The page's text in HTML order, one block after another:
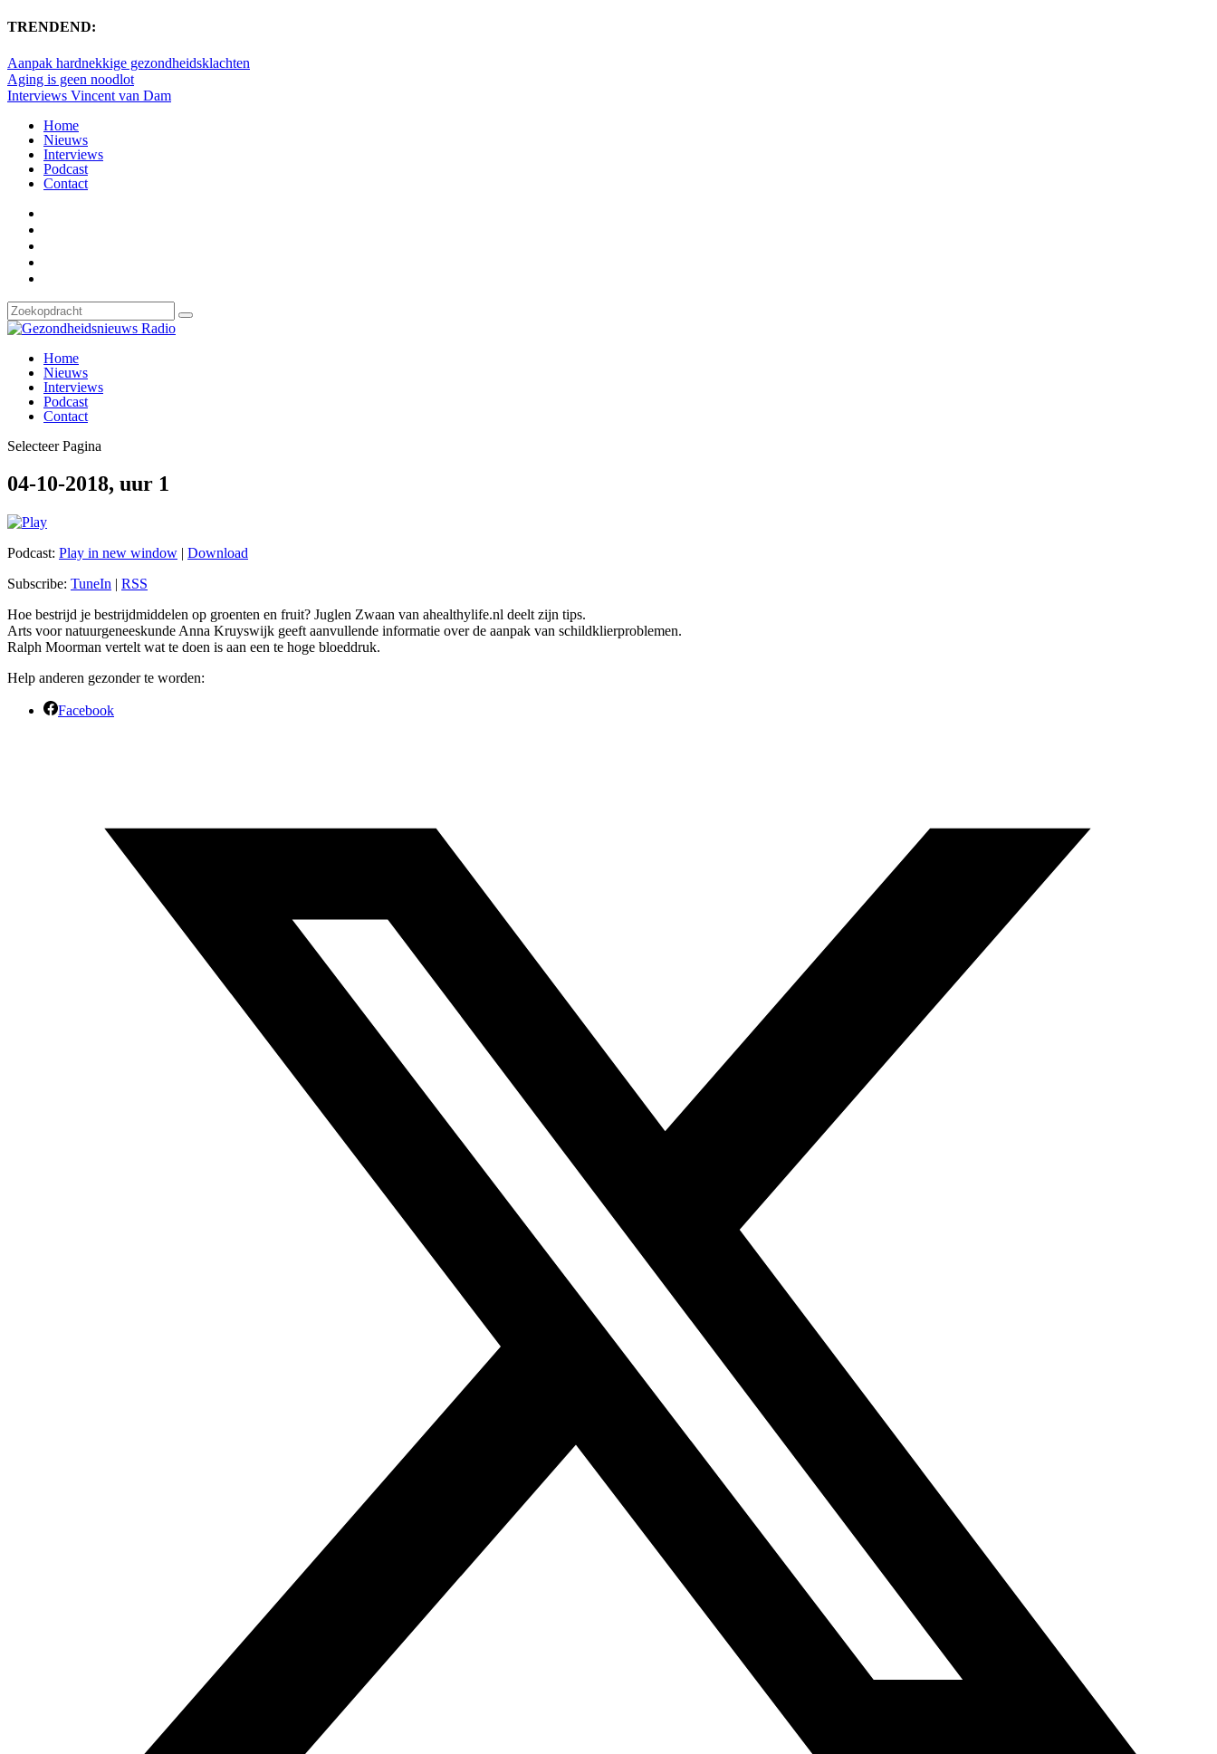
TRENDEND:
Aanpak hardnekkige gezondheidsklachten
Aging is geen noodlot
Interviews Vincent van Dam
Home
Nieuws
Interviews
Podcast
Contact
Home
Nieuws
Interviews
Podcast
Contact
Selecteer Pagina
04-10-2018, uur 1
Podcast: Play in new window | Download
Subscribe: TuneIn | RSS
Hoe bestrijd je bestrijdmiddelen op groenten en fruit? Juglen Zwaan van ahealthylife.nl deelt zijn tips.
Arts voor natuurgeneeskunde Anna Kruyswijk geeft aanvullende informatie over de aanpak van schildklierproblemen.
Ralph Moorman vertelt wat te doen is aan een te hoge bloeddruk.
Help anderen gezonder te worden:
Facebook